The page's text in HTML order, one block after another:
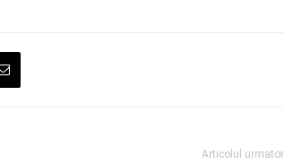
Articolul urmator